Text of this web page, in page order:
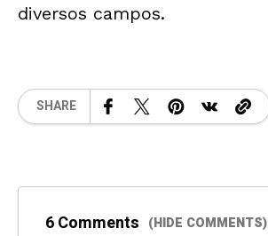
diversos campos.
SHARE
6 Comments (HIDE COMMENTS)